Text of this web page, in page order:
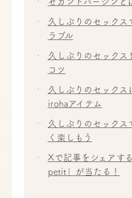
久しぶりのセックス
ラブル
久しぶりのセックス
コツ
久しぶりのセックス
irohaアイテム
久しぶりのセックス
く楽しもう
Xで記事をシェアす
petit」が当たる！